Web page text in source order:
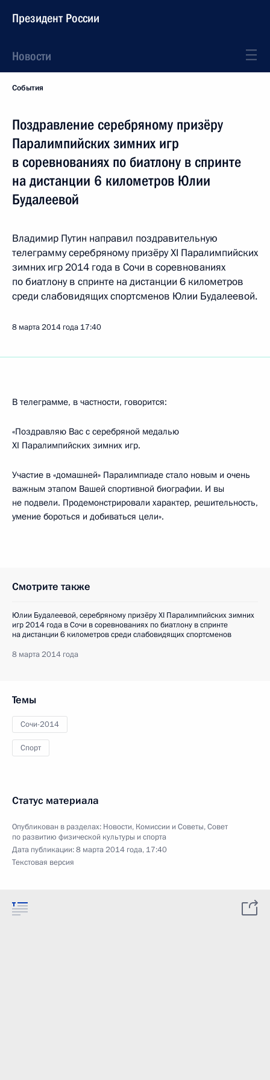
Президент России
Новости
События
Поздравление серебряному призёру
Паралимпийских зимних игр
в соревнованиях по биатлону в спринте
на дистанции 6 километров Юлии
Будалеевой
Владимир Путин направил поздравительную
телеграмму серебряному призёру XI Паралимпийских
зимних игр 2014 года в Сочи в соревнованиях
по биатлону в спринте на дистанции 6 километров
среди слабовидящих спортсменов Юлии Будалеевой.
8 марта 2014 года 17:40
В телеграмме, в частности, говорится:
«Поздравляю Вас с серебряной медалью
XI Паралимпийских зимних игр.
Участие в «домашней» Паралимпиаде стало новым и очень
важным этапом Вашей спортивной биографии. И вы
не подвели. Продемонстрировали характер, решительность,
умение бороться и добиваться цели».
Смотрите также
Юлии Будалеевой, серебряному призёру XI Паралимпийских зимних
игр 2014 года в Сочи в соревнованиях по биатлону в спринте
на дистанции 6 километров среди слабовидящих спортсменов
8 марта 2014 года
Темы
Сочи-2014
Спорт
Статус материала
Опубликован в разделах: Новости, Комиссии и Советы,Совет
по развитию физической культуры и спорта
Дата публикации:8 марта 2014 года, 17:40
Текстовая версия